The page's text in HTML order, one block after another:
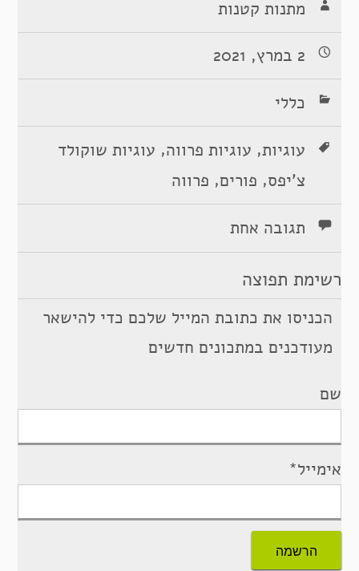
מתנות קטנות
2 במרץ, 2021
כללי
עוגיות, עוגיות פרווה, עוגיות שוקולד
צ'יפס, פורים, פרווה
תגובה אחת
רשימת תפוצה
הכניסו את כתובת המייל שלכם כדי להישאר
מעודכנים במתכונים חדשים
שם
אימייל*